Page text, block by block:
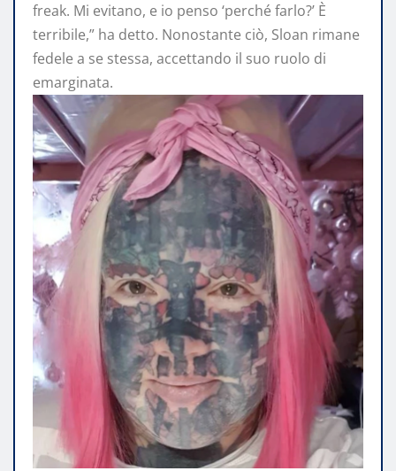
freak. Mi evitano, e io penso ‘perché farlo?’ È
terribile,” ha detto. Nonostante ciò, Sloan rimane
fedele a se stessa, accettando il suo ruolo di
emarginata.